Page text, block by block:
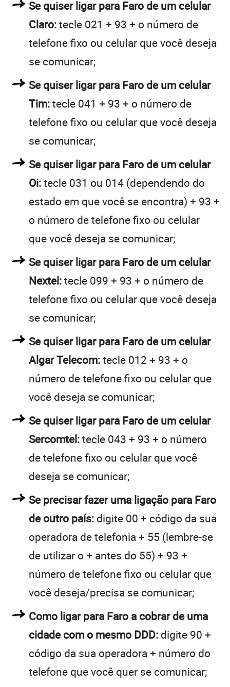
Se quiser ligar para Faro de um celular
Claro:tecle 021 + 93 + o número de
telefone fixo ou celular que você deseja
se comunicar;
Se quiser ligar para Faro de um celular
Tim:tecle 041 + 93 + o número de
telefone fixo ou celular que você deseja
se comunicar;
Se quiser ligar para Faro de um celular
Oi:tecle 031 ou 014 (dependendo do
estado em que você se encontra) + 93 +
o número de telefone fixo ou celular
que você deseja se comunicar;
Se quiser ligar para Faro de um celular
Nextel:tecle 099 + 93 + o número de
telefone fixo ou celular que você deseja
se comunicar;
Se quiser ligar para Faro de um celular
Algar Telecom:tecle 012 + 93 + o
número de telefone fixo ou celular que
você deseja se comunicar;
Se quiser ligar para Faro de um celular
Sercomtel:tecle 043 + 93 + o número
de telefone fixo ou celular que você
deseja se comunicar;
Se precisar fazer uma ligação para Faro
de outro país: digite 00 + código da sua
operadora de telefonia + 55 (lembre-se
de utilizar o + antes do 55) + 93 +
número de telefone fixo ou celular que
você deseja/precisa se comunicar;
Como ligar para Faro a cobrar de uma
cidade com o mesmo DDD: digite 90 +
código da sua operadora + número do
telefone que você quer se comunicar;